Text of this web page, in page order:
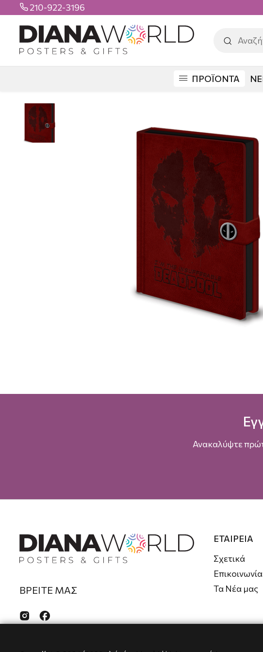
 210-922-3196
ΠΡΟΪΟΝΤΑ
Ανακαλύψτε
ΒΡΕΙΤΕ ΜΑΣ
 
ΕΤΑΙΡΕΙΑ
Σχετικά
Επικοινωνία
Τα Νέα μας